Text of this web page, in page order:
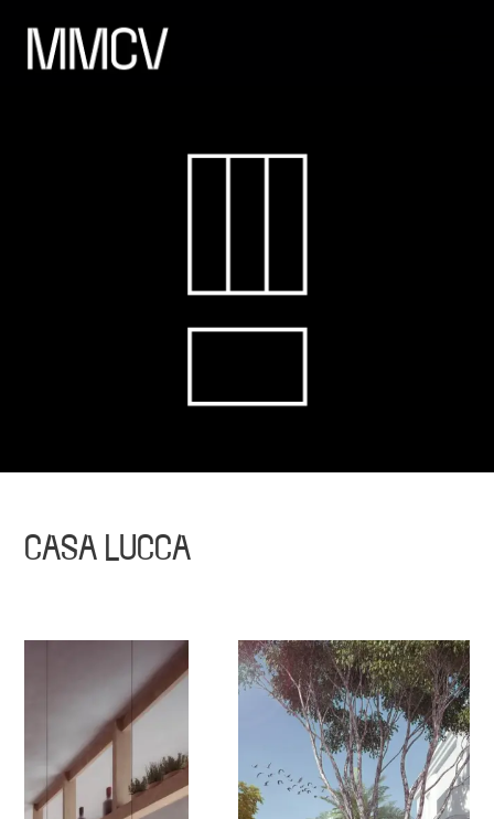
CASA LUCCA